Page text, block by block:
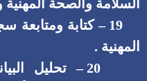
السلامة والصحة
19 – كتابة
المهنية .
20 – تحليل